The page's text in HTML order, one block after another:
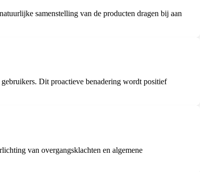
samenstelling van de producten dragen bij aan
gebruikers. Dit proactieve benadering wordt positief
van overgangsklachten en algemene